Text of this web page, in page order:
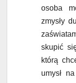
osoba
zmysły
skupić
którą
umysł